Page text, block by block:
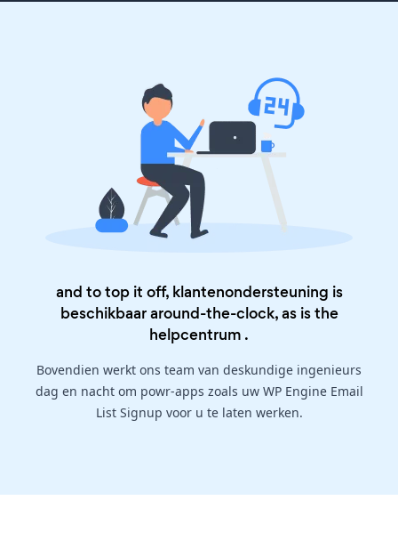
and to top it off, klantenondersteuning is
beschikbaar around-the-clock, as is the
helpcentrum .
Bovendien werkt ons team van deskundige ingenieurs
dag en nacht om powr-apps zoals uw WP Engine Email
List Signup voor u te laten werken.